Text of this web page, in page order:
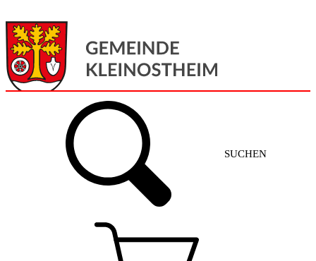
SUCHEN
Gemeinde + Service